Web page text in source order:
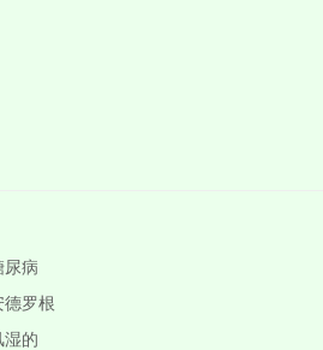
尿病
德罗根
湿的